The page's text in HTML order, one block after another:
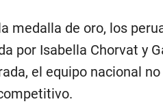
medalla de oro, los
por Isabella Chorvat y
el equipo nacional